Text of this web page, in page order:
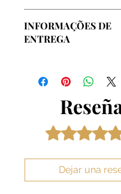
Rio de Janeiro.
caso de insatisfação
até o prazo de 7 dias.
INFORMAÇÕES DE
ENTREGA
adicionais.
Obtuvo 5 de 5
Dejar una